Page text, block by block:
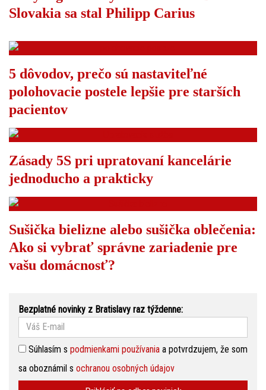
Slovakia sa stal Philipp Carius
5 dôvodov, prečo sú nastaviteľné
polohovacie postele lepšie pre starších
pacientov
Zásady 5S pri upratovaní kancelárie
jednoducho a prakticky
Sušička bielizne alebo sušička oblečenia:
Ako si vybrať správne zariadenie pre
vašu domácnosť?
Bezplatné novinky z Bratislavy raz týždenne:
Súhlasím s podmienkami používania a potvrdzujem, že som
sa oboznámil s ochranou osobných údajov